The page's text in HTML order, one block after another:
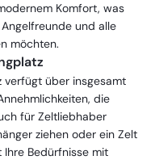
Komfort, was
und alle
möchten.
verfügt über insgesamt
die
für Zeltliebhaber
ziehen oder ein Zelt
Bedürfnisse mit